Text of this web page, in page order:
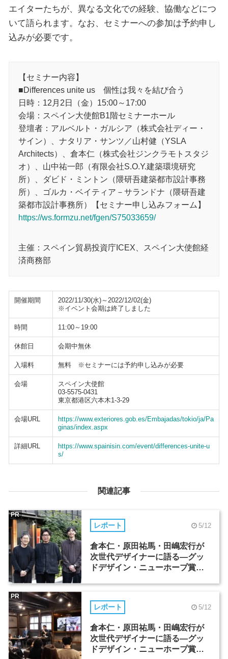
エイターたちが、異なる文化での経験、協働などにつ
いて語られます。なお、セミナーへの参加は予約申し
込みが必要です。
【セミナー内容】
■Differences unite us 個性は我々を結び合う
日時：12月2日（金）15:00～17:00
会場：スペイン大使館B1階セミナーホール
登壇者：アルベルト・ガルシア（株式会社ディー・
サイン）、ナタリア・サンツ／山村健（YSLA
Architects）、倉本仁（株式会社ジンクラモトスタジ
オ）、山中祐一郎（有限会社S.O.Y.建築環境研究
所）、ダビド・ミントン（隈研吾建築都市設計事務
所）、ゴルカ・ベイティア－サランドナ（隈研吾建
築都市設計事務所）【セミナー申し込みフォーム】
https://ws.formzu.net/fgen/S75033659/
主催：スペイン貿易投資庁ICEX、スペイン大使館経
済商務部
開催期間
2022/11/30(水)～2022/12/02(金)
※イベント会期は終了しました
時間 11:00～19:00
休館日 会期中無休
入場料 無料 ※セミナーには予約申し込みが必要
会場
スペイン大使館
03-5575-0431
東京都港区六本木1-3-29
会場URL
https://www.exteriores.gob.es/Embajadas/tokio/ja/Pa
ginas/index.aspx
詳細URL
https://www.spainisin.com/event/differences-unite-u
s/
関連記事
レポート 5/12
倉本仁・原田祐馬・田嶋宏行が
次世代デザイナーに語る―グッ
ドデザイン・ニューホープ賞セ
PR
レポート 5/12
倉本仁・原田祐馬・田嶋宏行が
次世代デザイナーに語る―グッ
ドデザイン・ニューホープ賞セ
PR